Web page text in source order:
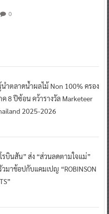
0
นำตลาดน้ำผลไม้ Non 100% ครอง
ค 8 ปีซ้อน คว้ารางวัล Marketeer
2025-2026
บินสัน” ส่ง “ส่วนลดตามใจแม่”
มาช้อปกับแคมเปญ “ROBINSON